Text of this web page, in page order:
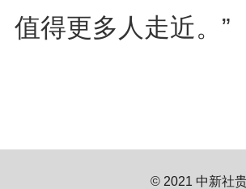
值得更多人走近。”
© 2021 中新社